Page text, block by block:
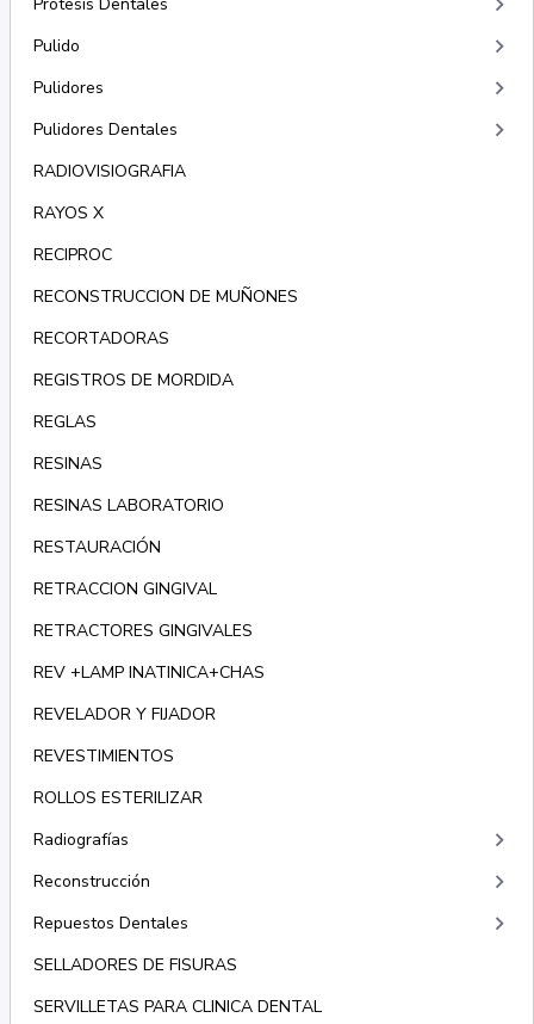
Pulido keyboard_arrow_right
Pulidores keyboard_arrow_right
Pulidores Dentales keyboard_arrow_right
RADIOVISIOGRAFIA
RAYOS X
RECIPROC
RECONSTRUCCION DE MUÑONES
RECORTADORAS
REGISTROS DE MORDIDA
REGLAS
RESINAS
RESINAS LABORATORIO
RESTAURACIÓN
RETRACCION GINGIVAL
RETRACTORES GINGIVALES
REV +LAMP INATINICA+CHAS
REVELADOR Y FIJADOR
REVESTIMIENTOS
ROLLOS ESTERILIZAR
Radiografías
keyboard_arrow_right
Reconstrucción keyboard_arrow_right
Repuestos Dentales keyboard_arrow_right
SELLADORES DE FISURAS
SERVILLETAS PARA CLINICA DENTAL